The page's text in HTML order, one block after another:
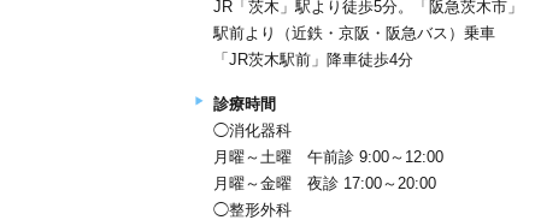
JR「茨木」駅より徒歩5分。「阪急茨木市」
駅前より（近鉄・京阪・阪急バス）乗車
「JR茨木駅前」降車徒歩4分
診療時間
◯消化器科
月曜～土曜 午前診 9:00～12:00
月曜～金曜 夜診 17:00～20:00
◯整形外科